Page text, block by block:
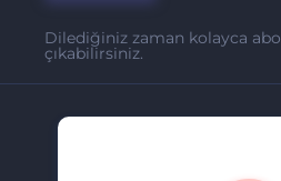
Dilediğiniz zaman kolayca
çıkabilirsiniz.